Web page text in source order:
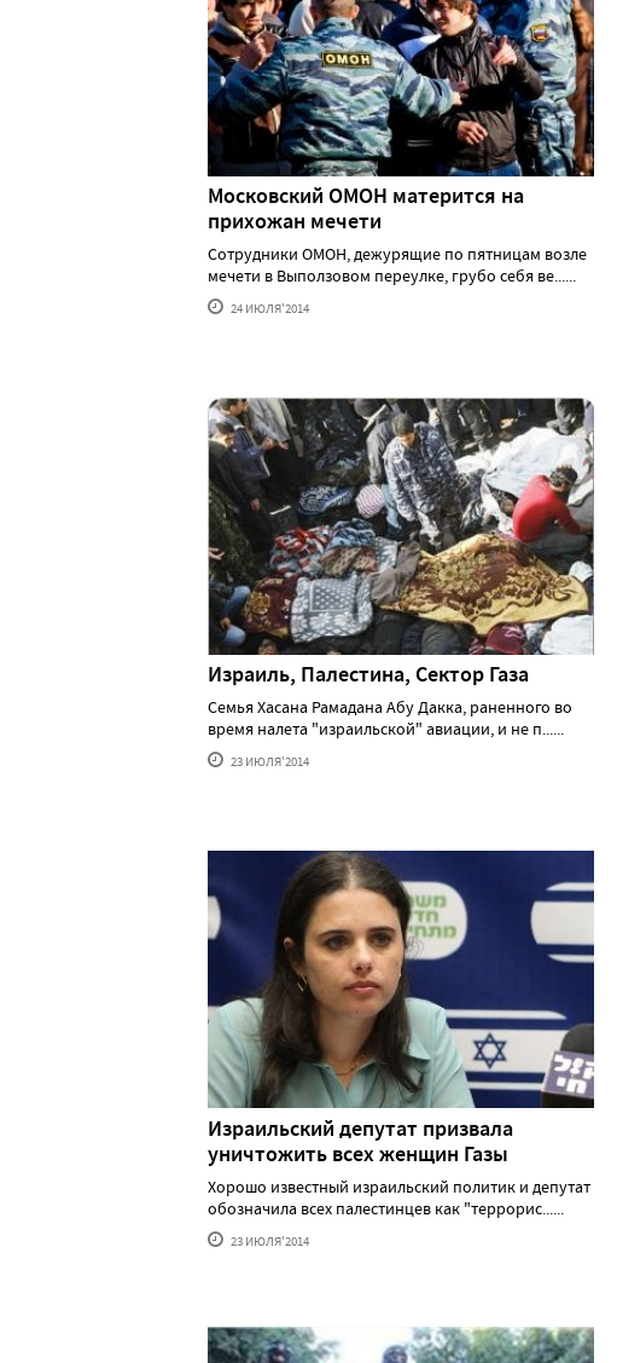
Московский ОМОН матерится на
прихожан мечети
Сотрудники ОМОН, дежурящие по пятницам возле
мечети в Выползовом переулке, грубо себя ве......
24 ИЮЛЯ'2014
Израиль, Палестина, Сектор Газа
Семья Хасана Рамадана Абу Дакка, раненного во
время налета "израильской" авиации, и не п......
23 ИЮЛЯ'2014
Израильский депутат призвала
уничтожить всех женщин Газы
Хорошо известный израильский политик и депутат
обозначила всех палестинцев как "террорис......
23 ИЮЛЯ'2014